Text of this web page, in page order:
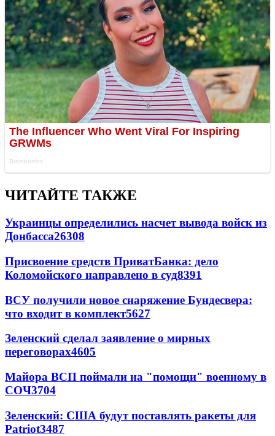
ЧИТАЙТЕ ТАКЖЕ
Украинцы определились насчет вывода войск из
Донбасса26308
Присвоение средств ПриватБанка: дело
Коломойского направлено в суд8391
ВСУ получили новое снаряжение Бундесвера:
что входит в комплект5627
Зеленский сделал заявление о мирных
переговорах4605
Майора ВСП поймали на "помощи" военному в
СОЧ3704
Зеленский: США будут поставлять ракеты для
Patriot3487